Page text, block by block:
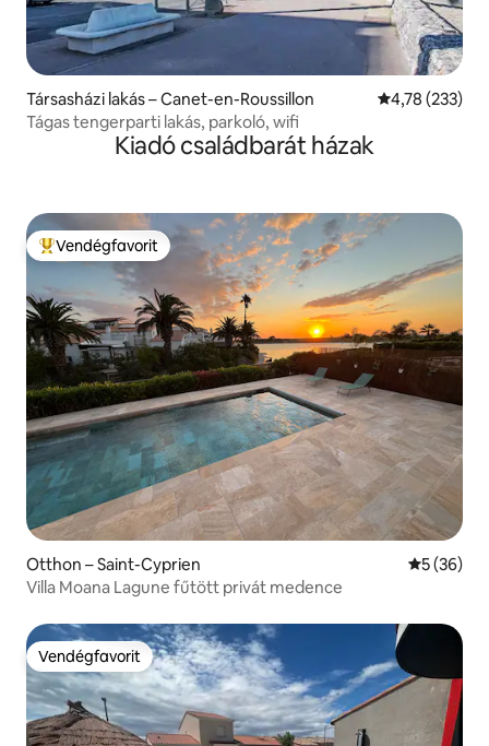
Társasházi lakás – Canet-en-Roussillon Átlagos
4,78 (233)
Tágas tengerparti lakás, parkoló, wifi
Kiadó családbarát házak
Kiemelt vendégfavorit
Vendégfavorit
Otthon – Saint-Cyprien Átlagos
5 (36)
Villa Moana Lagune fűtött privát medence
Vendégfavorit
Vendégfavorit